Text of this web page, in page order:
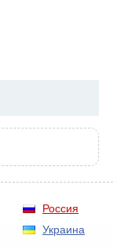
Россия
Украина